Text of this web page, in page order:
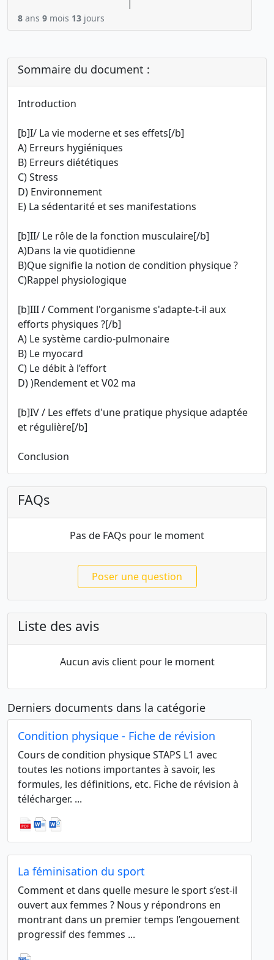
8 ans 9 mois 13 jours
Sommaire du document :
Introduction
[b]I/ La vie moderne et ses effets[/b]
A) Erreurs hygiéniques
B) Erreurs diététiques
C) Stress
D) Environnement
E) La sédentarité et ses manifestations
[b]II/ Le rôle de la fonction musculaire[/b]
A)Dans la vie quotidienne
B)Que signifie la notion de condition physique ?
C)Rappel physiologique
[b]III / Comment l'organisme s'adapte-t-il aux
efforts physiques ?[/b]
A) Le système cardio-pulmonaire
B) Le myocard
C) Le débit à l’effort
D) )Rendement et V02 ma
[b]IV / Les effets d'une pratique physique adaptée
et régulière[/b]
Conclusion
FAQs
Pas de FAQs pour le moment
Poser une question
Liste des avis
Aucun avis client pour le moment
Derniers documents dans la catégorie
Condition physique - Fiche de révision
Cours de condition physique STAPS L1 avec
toutes les notions importantes à savoir, les
formules, les définitions, etc. Fiche de révision à
télécharger. ...
La féminisation du sport
Comment et dans quelle mesure le sport s’est-il
ouvert aux femmes ? Nous y répondrons en
montrant dans un premier temps l’engouement
progressif des femmes ...